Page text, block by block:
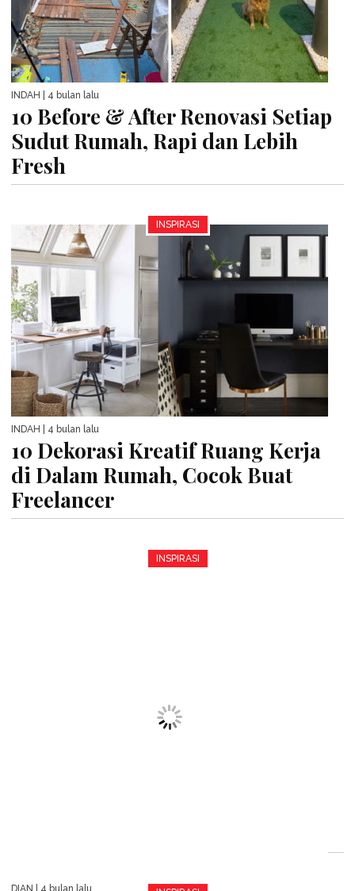
INDAH | 4 bulan lalu
10 Before & After Renovasi Setiap
Sudut Rumah, Rapi dan Lebih
Fresh
INSPIRASI
INDAH | 4 bulan lalu
10 Dekorasi Kreatif Ruang Kerja
di Dalam Rumah, Cocok Buat
Freelancer
INSPIRASI